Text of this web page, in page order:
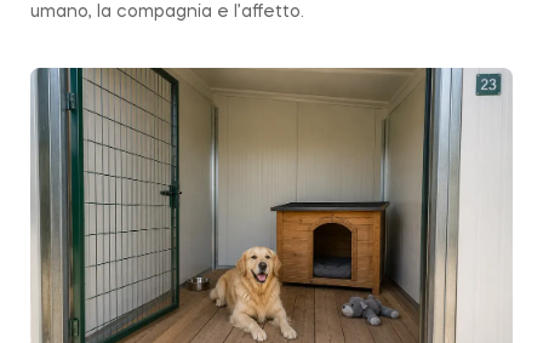
umano, la compagnia e l’affetto.